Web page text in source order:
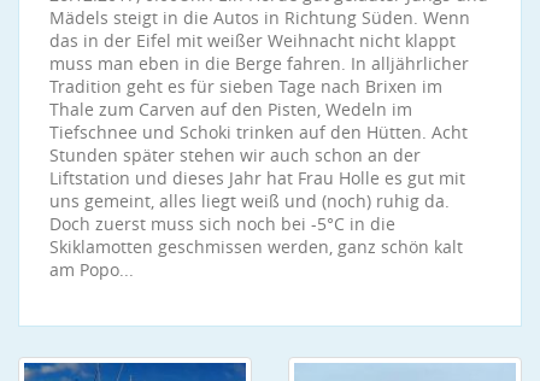
Mädels steigt in die Autos in Richtung Süden. Wenn
das in der Eifel mit weißer Weihnacht nicht klappt
muss man eben in die Berge fahren. In alljährlicher
Tradition geht es für sieben Tage nach Brixen im
Thale zum Carven auf den Pisten, Wedeln im
Tiefschnee und Schoki trinken auf den Hütten. Acht
Stunden später stehen wir auch schon an der
Liftstation und dieses Jahr hat Frau Holle es gut mit
uns gemeint, alles liegt weiß und (noch) ruhig da.
Doch zuerst muss sich noch bei -5°C in die
Skiklamotten geschmissen werden, ganz schön kalt
am Popo...